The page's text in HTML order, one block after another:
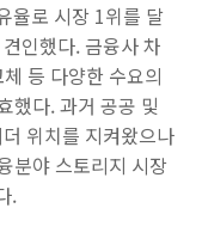
율로 시장 1위를 달
인했다. 금융사 차
등 다양한 수요의
했다. 과거 공공 및
위치를 지켜왔으나
분야 스토리지 시장
.